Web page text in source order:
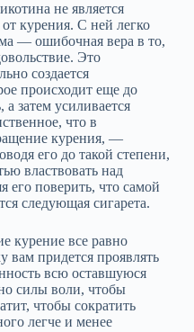
не является
курения. С ней легко
— ошибочная вера в то,
Это
создается
происходит еще до
затем усиливается
что в
курения, —
его до такой степени,
властвовать над
его поверить, что самой
следующая сигарета.
курение все равно
вам придется проявлять
всю оставшуюся
силы воли, чтобы
чтобы сократить
легче и менее